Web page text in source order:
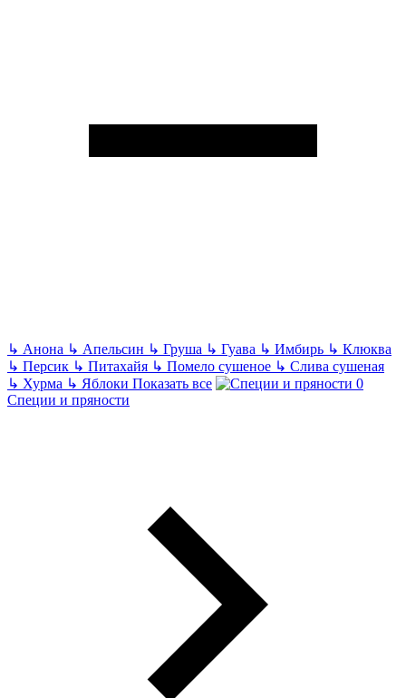
↳ Анона ↳ Апельсин ↳ Груша ↳ Гуава ↳ Имбирь ↳ Клюква
↳ Персик ↳ Питахайя ↳ Помело сушеное ↳ Слива сушеная
↳ Хурма ↳ Яблоки Показать все
Специи и пряности